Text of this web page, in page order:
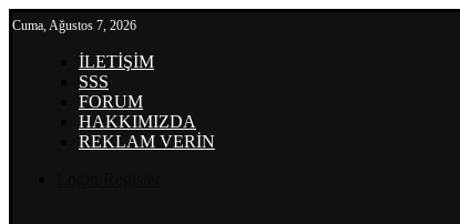
Cuma, Ağustos 7, 2026
İLETİŞİM
SSS
FORUM
HAKKIMIZDA
REKLAM VERİN